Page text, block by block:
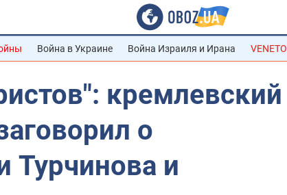
Война в Украине Война Израиля и Ирана VENETO
кремлевский
о
Турчинова и